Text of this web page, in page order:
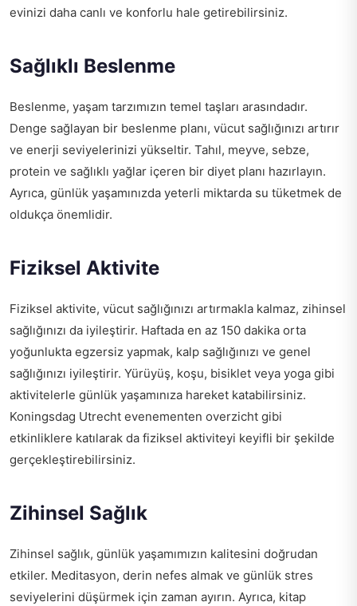
evinizi daha canlı ve konforlu hale getirebilirsiniz.
Sağlıklı Beslenme
Beslenme, yaşam tarzımızın temel taşları arasındadır.
Denge sağlayan bir beslenme planı, vücut sağlığınızı artırır
ve enerji seviyelerinizi yükseltir. Tahıl, meyve, sebze,
protein ve sağlıklı yağlar içeren bir diyet planı hazırlayın.
Ayrıca, günlük yaşamınızda yeterli miktarda su tüketmek de
oldukça önemlidir.
Fiziksel Aktivite
Fiziksel aktivite, vücut sağlığınızı artırmakla kalmaz, zihinsel
sağlığınızı da iyileştirir. Haftada en az 150 dakika orta
yoğunlukta egzersiz yapmak, kalp sağlığınızı ve genel
sağlığınızı iyileştirir. Yürüyüş, koşu, bisiklet veya yoga gibi
aktivitelerle günlük yaşamınıza hareket katabilirsiniz.
Koningsdag Utrecht evenementen overzicht gibi
etkinliklere katılarak da fiziksel aktiviteyi keyifli bir şekilde
gerçekleştirebilirsiniz.
Zihinsel Sağlık
Zihinsel sağlık, günlük yaşamımızın kalitesini doğrudan
etkiler. Meditasyon, derin nefes almak ve günlük stres
seviyelerini düşürmek için zaman ayırın. Ayrıca, kitap